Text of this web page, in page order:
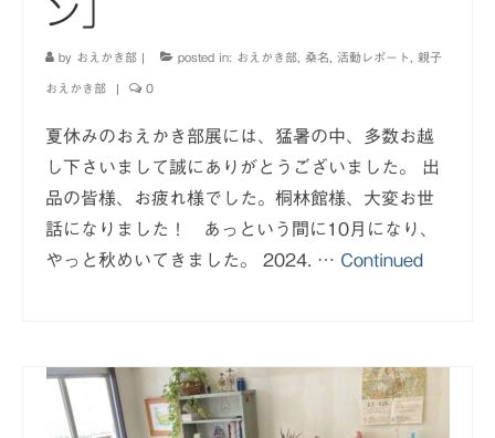
ン」
by おえかき部 | posted in: おえかき部 桑名 活動レポート 親子
おえかき部 | 0
夏休みのおえかき部展には、猛暑の中、多数お越
し下さいまして誠にありがとうございました。 出
品の皆様、お疲れ様でした。桐林館様、大変お世
話になりました！ あっという間に10月になり、
やっと秋めいてきました。 2024. … Continued